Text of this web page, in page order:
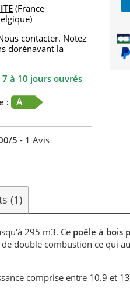
(France
contacter. Notez
dorénavant la
à 10 jours ouvrés
:
A
/5 - 1 Avis
(1)
295 m3. Ce poêle à bois
double combustion ce qui
comprise entre 10.9 et